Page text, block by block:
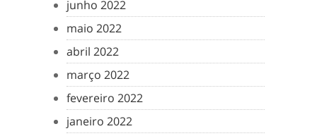
junho 2022
maio 2022
abril 2022
março 2022
fevereiro 2022
janeiro 2022